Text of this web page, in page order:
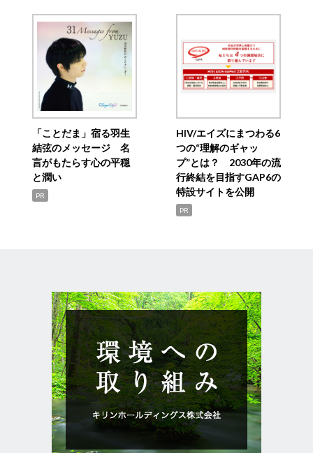
「ことだま」宿る羽生
結弦のメッセージ 名
言がもたらす心の平穏
と潤い
PR
HIV/エイズにまつわる6
つの“理解のギャッ
プ”とは？ 2030年の流
行終結を目指すGAP6の
特設サイトを公開
PR